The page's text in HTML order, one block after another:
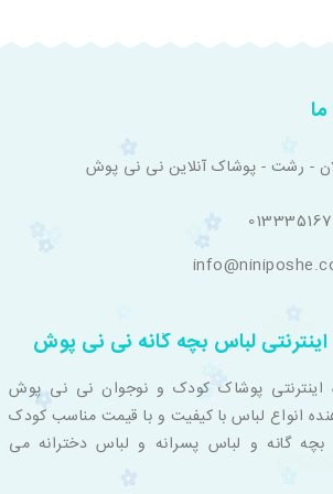
- رشت - پوشاک آنلاین نی نی پوش
اینترنتی لباس بچه گانه نی نی پوش
اینترنتی پوشاک کودک و نوجوان نی نی پوش
انواع لباس با کیفیت و با قیمت مناسب کودک
گانه و لباس پسرانه و لباس دخترانه می